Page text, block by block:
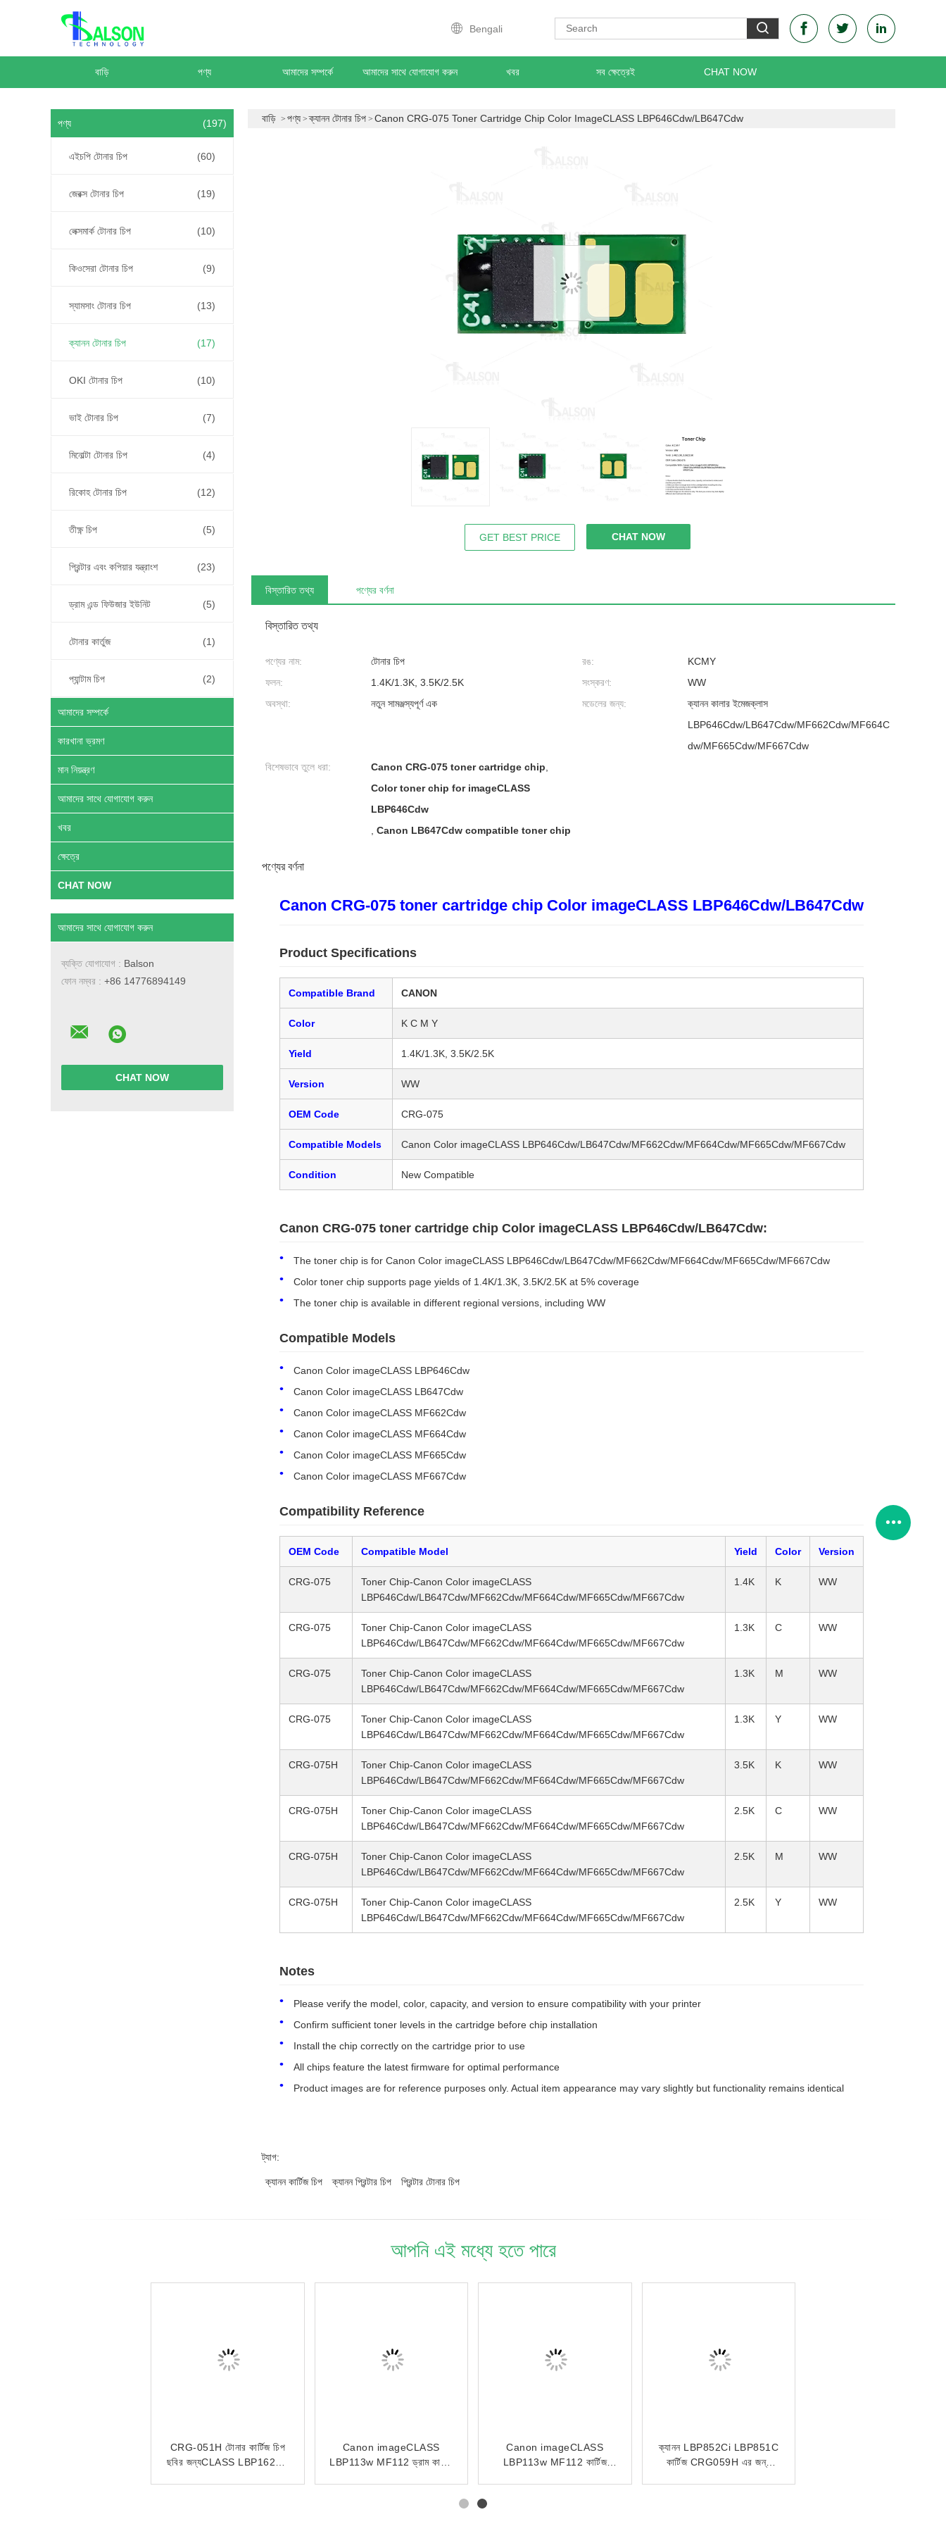
Bengali
বাড়ি পণ্য আমাদের সম্পর্কে আমাদের সাথে যোগাযোগ করুন খবর সব ক্ষেত্রেই CHAT NOW
পণ্য (197)
এইচপি টোনার চিপ (60)
জেরক্স টোনার চিপ (19)
লেক্সমার্ক টোনার চিপ (10)
কিওসেরা টোনার চিপ (9)
স্যামসাং টোনার চিপ (13)
ক্যানন টোনার চিপ (17)
OKI টোনার চিপ (10)
ভাই টোনার চিপ (7)
মিনোল্টা টোনার চিপ (4)
রিকোহ টোনার চিপ (12)
তীক্ষ্ণ চিপ (5)
প্রিন্টার এবং কপিয়ার যন্ত্রাংশ (23)
ড্রাম এন্ড ফিউজার ইউনিট (5)
টোনার কার্তুজ (1)
প্যান্টাম চিপ (2)
আমাদের সম্পর্কে
কারখানা ভ্রমণ
মান নিয়ন্ত্রণ
আমাদের সাথে যোগাযোগ করুন
খবর
ক্ষেত্রে
CHAT NOW
আমাদের সাথে যোগাযোগ করুন
ব্যক্তি যোগাযোগ : Balson
ফোন নম্বর : +86 14776894149
CHAT NOW
বাড়ি পণ্য ক্যানন টোনার চিপ Canon CRG-075 Toner Cartridge Chip Color ImageCLASS LBP646Cdw/LB647Cdw
GET BEST PRICE CHAT NOW
বিস্তারিত তথ্য পণ্যের বর্ণনা
বিস্তারিত তথ্য
পণ্যের নাম: টোনার চিপ রঙ:
KCMY
ফলন:
1.4K/1.3K, 3.5K/2.5K সংস্করণ:
WW
অবস্থা:
নতুন সামঞ্জস্যপূর্ণ এক মডেলের জন্য:
ক্যানন কালার ইমেজক্লাস
LBP646Cdw/LB647Cdw/MF662Cdw/MF664C
dw/MF665Cdw/MF667Cdw
বিশেষভাবে তুলে ধরা:
Canon CRG-075 toner cartridge chip
Color toner chip for imageCLASS
LBP646Cdw
Canon LB647Cdw compatible toner chip
পণ্যের বর্ণনা
Canon CRG-075 toner cartridge chip Color imageCLASS LBP646Cdw/LB647Cdw
Product Specifications
Compatible Brand CANON
Color K C M Y
Yield 1.4K/1.3K, 3.5K/2.5K
Version WW
OEM Code CRG-075
Compatible Models Canon Color imageCLASS LBP646Cdw/LB647Cdw/MF662Cdw/MF664Cdw/MF665Cdw/MF667Cdw
Condition New Compatible
Canon CRG-075 toner cartridge chip Color imageCLASS LBP646Cdw/LB647Cdw:
The toner chip is for Canon Color imageCLASS LBP646Cdw/LB647Cdw/MF662Cdw/MF664Cdw/MF665Cdw/MF667Cdw
Color toner chip supports page yields of 1.4K/1.3K, 3.5K/2.5K at 5% coverage
The toner chip is available in different regional versions, including WW
Compatible Models
Canon Color imageCLASS LBP646Cdw
Canon Color imageCLASS LB647Cdw
Canon Color imageCLASS MF662Cdw
Canon Color imageCLASS MF664Cdw
Canon Color imageCLASS MF665Cdw
Canon Color imageCLASS MF667Cdw
Compatibility Reference
OEM Code Compatible Model Yield Color Version
CRG-075
Toner Chip-Canon Color imageCLASS
LBP646Cdw/LB647Cdw/MF662Cdw/MF664Cdw/MF665Cdw/MF667Cdw
1.4K K WW
CRG-075
Toner Chip-Canon Color imageCLASS
LBP646Cdw/LB647Cdw/MF662Cdw/MF664Cdw/MF665Cdw/MF667Cdw
1.3K C WW
CRG-075
Toner Chip-Canon Color imageCLASS
LBP646Cdw/LB647Cdw/MF662Cdw/MF664Cdw/MF665Cdw/MF667Cdw
1.3K M WW
CRG-075
Toner Chip-Canon Color imageCLASS
LBP646Cdw/LB647Cdw/MF662Cdw/MF664Cdw/MF665Cdw/MF667Cdw
1.3K Y WW
CRG-075H
Toner Chip-Canon Color imageCLASS
LBP646Cdw/LB647Cdw/MF662Cdw/MF664Cdw/MF665Cdw/MF667Cdw
3.5K K WW
CRG-075H
Toner Chip-Canon Color imageCLASS
LBP646Cdw/LB647Cdw/MF662Cdw/MF664Cdw/MF665Cdw/MF667Cdw
2.5K C WW
CRG-075H
Toner Chip-Canon Color imageCLASS
LBP646Cdw/LB647Cdw/MF662Cdw/MF664Cdw/MF665Cdw/MF667Cdw
2.5K M WW
CRG-075H
Toner Chip-Canon Color imageCLASS
LBP646Cdw/LB647Cdw/MF662Cdw/MF664Cdw/MF665Cdw/MF667Cdw
2.5K Y WW
Notes
Please verify the model, color, capacity, and version to ensure compatibility with your printer
Confirm sufficient toner levels in the cartridge before chip installation
Install the chip correctly on the cartridge prior to use
All chips feature the latest firmware for optimal performance
Product images are for reference purposes only. Actual item appearance may vary slightly but functionality remains identical
ট্যাগ:
ক্যানন কার্টিজ চিপ ক্যানন প্রিন্টার চিপ প্রিন্টার টোনার চিপ
আপনি এই মধ্যে হতে পারে
CRG-051H টোনার কার্টিজ চিপ
ছবির জন্যCLASS LBP162dw
Canon imageCLASS
LBP113w MF112 ড্রাম কার্টিজ
Canon imageCLASS
LBP113w MF112 কার্টিজ
ক্যানন LBP852Ci LBP851C
কার্টিজ CRG059H এর জন্য